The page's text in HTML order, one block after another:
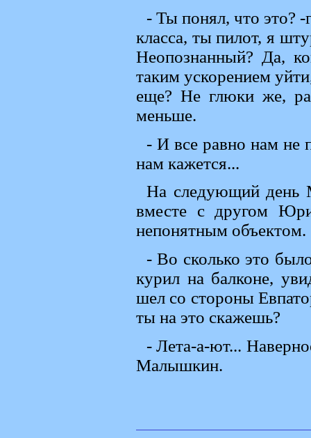
- Ты понял, что это?
класса, ты пилот, я
Неопознанный? Да,
таким ускорением
еще? Не глюки же,
меньше.
- И все равно нам не
нам кажется...
На следующий день
вместе с другом
непонятным объектом.
- Во сколько это
курил на балконе,
шел со стороны
ты на это скажешь?
- Лета-а-ют...
Малышкин.